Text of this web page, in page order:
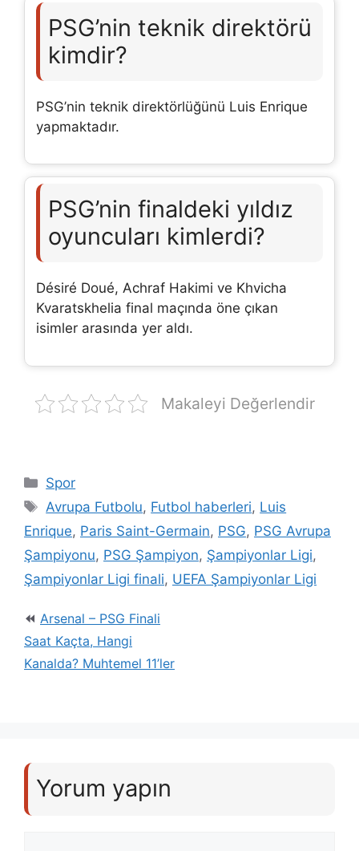
PSG’nin teknik direktörü
kimdir?
PSG’nin teknik direktörlüğünü Luis Enrique
yapmaktadır.
PSG’nin finaldeki yıldız
oyuncuları kimlerdi?
Désiré Doué, Achraf Hakimi ve Khvicha
Kvaratskhelia final maçında öne çıkan
isimler arasında yer aldı.
Makaleyi Değerlendir
Kategoriler
Spor
Etiketler
Avrupa Futbolu, Futbol haberleri, Luis
Enrique, Paris Saint-Germain, PSG, PSG Avrupa
Şampiyonu, PSG Şampiyon, Şampiyonlar Ligi,
Şampiyonlar Ligi finali, UEFA Şampiyonlar Ligi
Arsenal – PSG Finali
Saat Kaçta, Hangi
Kanalda? Muhtemel 11’ler
Yorum yapın